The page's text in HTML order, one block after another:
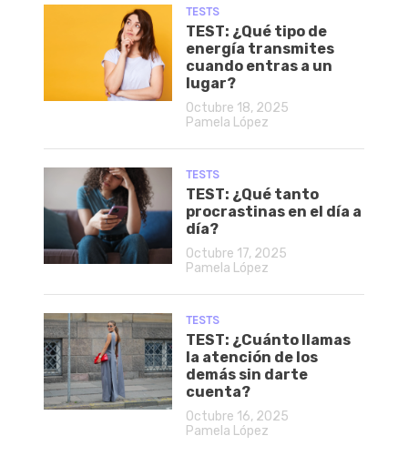
TESTS
TEST: ¿Qué tipo de
energía transmites
cuando entras a un
lugar?
Octubre 18, 2025
Pamela López
TESTS
TEST: ¿Qué tanto
procrastinas en el día a
día?
Octubre 17, 2025
Pamela López
TESTS
TEST: ¿Cuánto llamas
la atención de los
demás sin darte
cuenta?
Octubre 16, 2025
Pamela López